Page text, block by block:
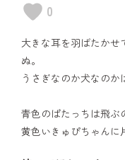
0
大きな耳を羽ばたかせ
ぬ。
うさぎなのか犬なのか
青色のぱたっちは飛ぶ
黄色いきゅぴちゃんに